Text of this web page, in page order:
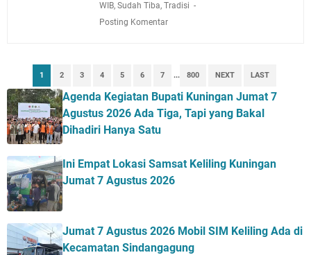
WIB, Sudah Tiba, Tradisi
Posting Komentar
1 2 3 4 5 6 7 ... 800 NEXT LAST
Agenda Kegiatan Bupati Kuningan Jumat 7
Agustus 2026 Ada Tiga, Tapi yang Bakal
Dihadiri Hanya Satu
Ini Empat Lokasi Samsat Keliling Kuningan
Jumat 7 Agustus 2026
Jumat 7 Agustus 2026 Mobil SIM Keliling Ada di
Kecamatan Sindangagung